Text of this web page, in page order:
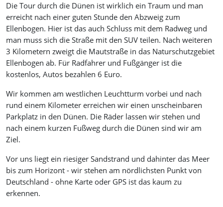
Die Tour durch die Dünen ist wirklich ein Traum und man
erreicht nach einer guten Stunde den Abzweig zum
Ellenbogen. Hier ist das auch Schluss mit dem Radweg und
man muss sich die Straße mit den SUV teilen. Nach weiteren
3 Kilometern zweigt die Mautstraße in das Naturschutzgebiet
Ellenbogen ab. Für Radfahrer und Fußgänger ist die
kostenlos, Autos bezahlen 6 Euro.
Wir kommen am westlichen Leuchtturm vorbei und nach
rund einem Kilometer erreichen wir einen unscheinbaren
Parkplatz in den Dünen. Die Räder lassen wir stehen und
nach einem kurzen Fußweg durch die Dünen sind wir am
Ziel.
Vor uns liegt ein riesiger Sandstrand und dahinter das Meer
bis zum Horizont - wir stehen am nördlichsten Punkt von
Deutschland - ohne Karte oder GPS ist das kaum zu
erkennen.